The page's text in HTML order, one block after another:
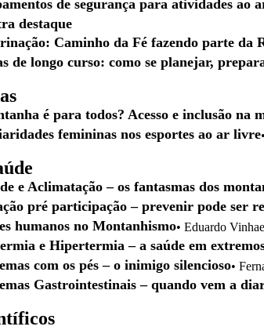
de segurança para atividades ao
destaque
Caminho da Fé fazendo parte da
de longo curso: como se planejar,
é para todos? Acesso e inclusão na
femininas nos esportes ao ar livre
e Aclimatação – os fantasmas dos
pré participação – prevenir pode ser
humanos no Montanhismo• Eduardo
e Hipertermia – a saúde em
com os pés – o inimigo silencioso•
Gastrointestinais – quando vem a